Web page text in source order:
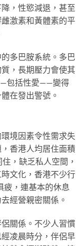
，性慾減退，甚至
激素和黃體素的平
多巴胺系統。多巴
，長期壓力會使其
包括性愛——變得
在發出警號。
境因素令性需求失
香港人均居住面積
，缺乏私人空間，
文化，香港不少行
疲，連基本的休息
經營親密關係。
關係。不少人習慣
凌晨時分，伴侶早